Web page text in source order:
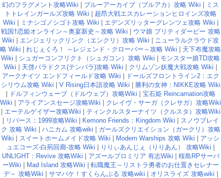
幻のフラグメント攻略Wiki | ブルーアーカイブ（ブルアカ）攻略 Wiki | ミス
トトレインガールズ攻略 Wiki | 超昂大戦エスカレーションヒロインズ攻略
Wiki | ミナシゴノシゴト攻略 Wiki | エデンズリッターグレンツェ攻略 Wiki |
戦国†恋姫オンライン～奥宴新史～攻略 Wiki | ウマ娘 プリティダービー 攻略
Wiki | エンジェリックリンク（エンクリ）攻略 Wiki | ニューラルクラウド攻
略 Wiki | れじぇくろ！ ～レジェンド・クローバー～攻略 Wiki | 天下布魔攻略
Wiki | シュガーコンフリクト（シュガコン）攻略 Wiki | モンスター娘TD攻略
Wiki | 天啓パラドクス(テンパラ)攻略 Wiki | クリムゾン妖魔大戦攻略 Wiki |
アークナイツ エンドフィールド攻略 Wiki | ドールズフロントライン2：エク
シリウム攻略 Wiki | V Rising日本語攻略 Wiki | 勝利の女神：NIKKE攻略 Wiki
| ドルフィンウェーブ（ドルウェブ）攻略Wiki | 宝石姫 Reincarnation攻略
Wiki | アライアンスセージ攻略Wiki | クレイヴ・サーガ（クレサガ）攻略Wiki
| エーテルゲイザー攻略Wiki | ティンクルスターナイツ（クルスタ）攻略Wiki
| リバース：1999攻略Wiki | Kemono Friends：Kingdom Wiki | スノウブレイ
ク 攻略 Wiki | ハニカム 攻略wiki | ガールズクリエイション（ガークリ）攻略
Wiki | スイートホームメイド攻略 Wiki | Modern Warships 攻略 Wiki | アッシ
ュエコーズ-白荊回廊-攻略 Wiki | りりぃあんじぇ（りりあん） 攻略Wiki |
UNLIGHT：Revive 攻略Wiki | アズールプロミリア 有志Wiki | 桜島RPサーバ
ーWiki | Mad Island 攻略Wiki | 転職魔王～リストラ勇者のお仕置きセレナー
デ～ 攻略Wiki | サマバケ！すくらんぶる 攻略wiki | オリスライズ 攻略wiki |